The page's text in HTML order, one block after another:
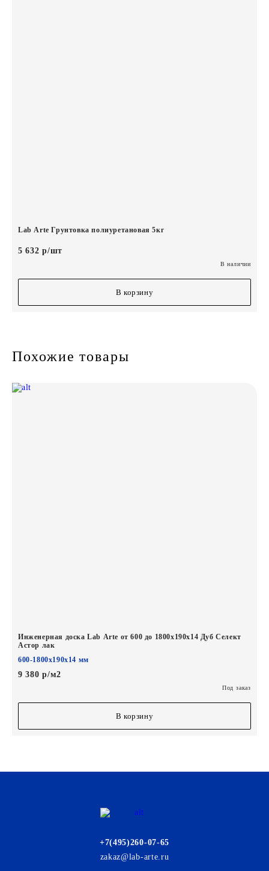
Lab Arte Грунтовка полиуретановая 5кг
5 632 р/шт
В наличии
В корзину
Похожие товары
Инженерная доска Lab Arte от 600 до 1800х190х14 Дуб Селект
Астор лак
600-1800х190х14 мм
9 380 р/м2
Под заказ
В корзину
+7(495)260-07-65
zakaz@lab-arte.ru